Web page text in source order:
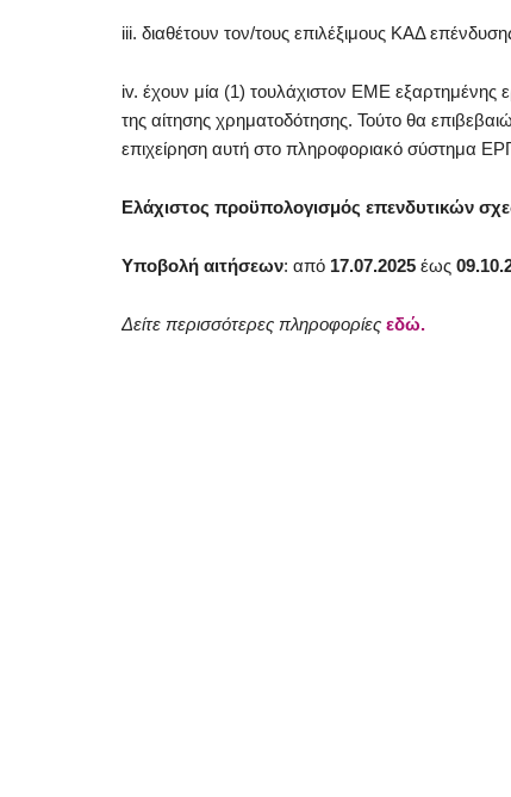
iii. διαθέτουν τον/τους επιλέξιμους ΚΑΔ
iv. έχουν μία (1) τουλάχιστον ΕΜΕ εξαρτημένης
της αίτησης χρηματοδότησης. Τούτο θα
επιχείρηση αυτή στο πληροφοριακό σύστημα
Ελάχιστος προϋπολογισμός επενδυτικών
Υποβολή αιτήσεων: από 17.07.2025 έως
Δείτε περισσότερες πληροφορίες εδώ.